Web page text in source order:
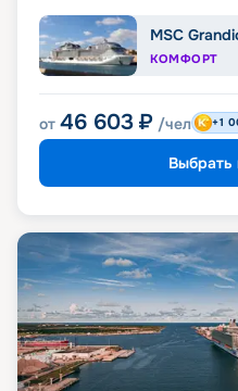
MSC
КОМФОРТ
от 46 603 ₽ /чел +1
Выбрать